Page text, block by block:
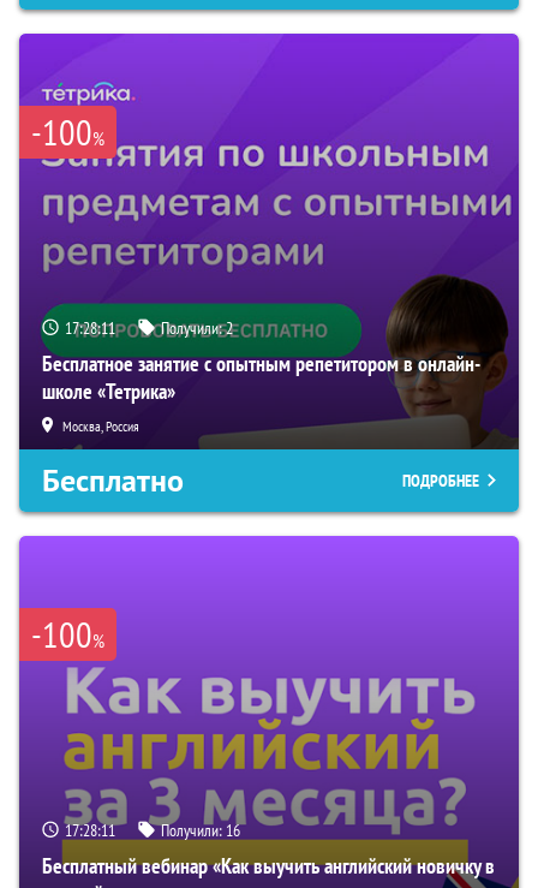
-100%
17:28:10 Получили:2
Бесплатное занятие с опытным репетитором в онлайн-
школе «Тетрика»
Москва, Россия
Бесплатно ПОДРОБНЕЕ
-100%
17:28:10 Получили: 16
Бесплатный вебинар «Как выучить английский новичку в